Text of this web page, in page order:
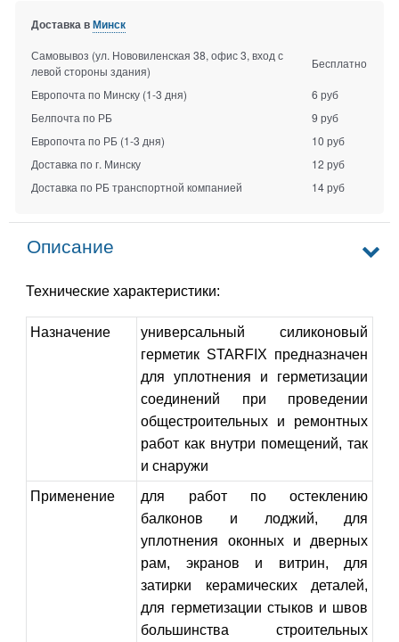
Доставка вМинск
Самовывоз (ул. Нововиленская 38, офис 3, вход с
левой стороны здания)
Бесплатно
Европочта по Минску (1-3 дня)
6 руб
Белпочта по РБ
9 руб
Европочта по РБ (1-3 дня)
10 руб
Доставка по г. Минску
12 руб
Доставка по РБ транспортной компанией
14 руб
Описание
Технические характеристики:
Назначение
универсальный силиконовый
герметик STARFIX предназначен
для уплотнения и герметизации
соединений при проведении
общестроительных и ремонтных
работ как внутри помещений, так
и снаружи
Применение
для работ по остеклению
балконов и лоджий, для
уплотнения оконных и дверных
рам, экранов и витрин, для
затирки керамических деталей,
для герметизации стыков и швов
большинства строительных